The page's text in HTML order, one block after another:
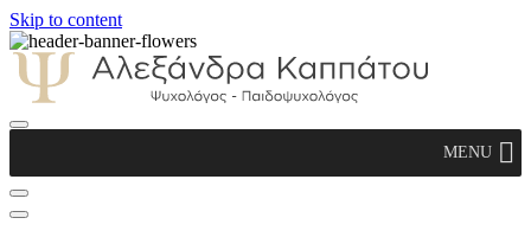
Skip to content
Παιδοψυχολόγος
MENU